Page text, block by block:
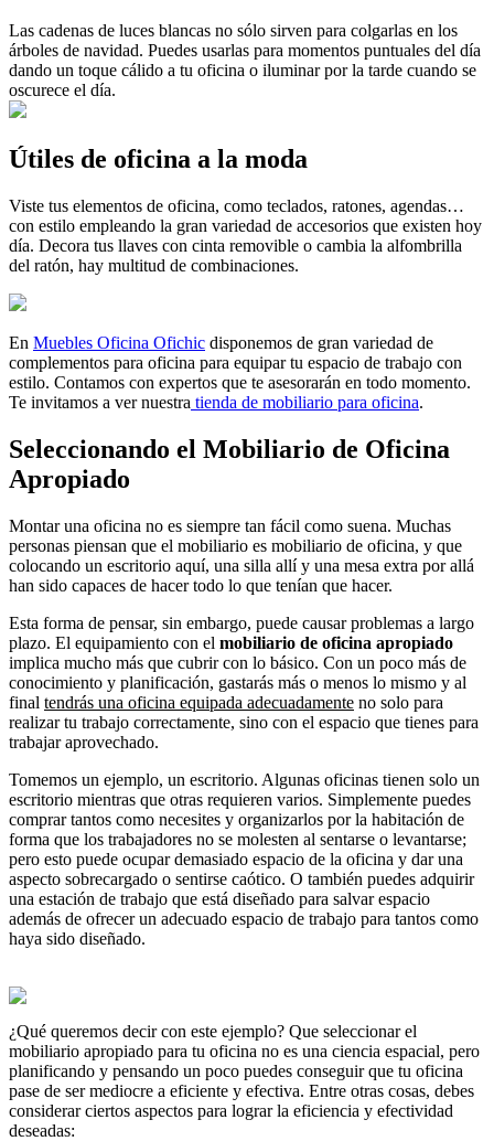
Las cadenas de luces blancas no sólo sirven para colgarlas en los
árboles de navidad. Puedes usarlas para momentos puntuales del día
dando un toque cálido a tu oficina o iluminar por la tarde cuando se
oscurece el día.
Útiles de oficina a la moda
Viste tus elementos de oficina, como teclados, ratones, agendas…
con estilo empleando la gran variedad de accesorios que existen hoy
día. Decora tus llaves con cinta removible o cambia la alfombrilla
del ratón, hay multitud de combinaciones.
En Muebles Oficina Ofichic disponemos de gran variedad de
complementos para oficina para equipar tu espacio de trabajo con
estilo. Contamos con expertos que te asesorarán en todo momento.
Te invitamos a ver nuestra tienda de mobiliario para oficina.
Seleccionando el Mobiliario de Oficina
Apropiado
Montar una oficina no es siempre tan fácil como suena. Muchas
personas piensan que el mobiliario es mobiliario de oficina, y que
colocando un escritorio aquí, una silla allí y una mesa extra por allá
han sido capaces de hacer todo lo que tenían que hacer.
Esta forma de pensar, sin embargo, puede causar problemas a largo
plazo. El equipamiento con el mobiliario de oficina apropiado
implica mucho más que cubrir con lo básico. Con un poco más de
conocimiento y planificación, gastarás más o menos lo mismo y al
final tendrás una oficina equipada adecuadamente no solo para
realizar tu trabajo correctamente, sino con el espacio que tienes para
trabajar aprovechado.
Tomemos un ejemplo, un escritorio. Algunas oficinas tienen solo un
escritorio mientras que otras requieren varios. Simplemente puedes
comprar tantos como necesites y organizarlos por la habitación de
forma que los trabajadores no se molesten al sentarse o levantarse;
pero esto puede ocupar demasiado espacio de la oficina y dar una
aspecto sobrecargado o sentirse caótico. O también puedes adquirir
una estación de trabajo que está diseñado para salvar espacio
además de ofrecer un adecuado espacio de trabajo para tantos como
haya sido diseñado.
¿Qué queremos decir con este ejemplo? Que seleccionar el
mobiliario apropiado para tu oficina no es una ciencia espacial, pero
planificando y pensando un poco puedes conseguir que tu oficina
pase de ser mediocre a eficiente y efectiva. Entre otras cosas, debes
considerar ciertos aspectos para lograr la eficiencia y efectividad
deseadas: